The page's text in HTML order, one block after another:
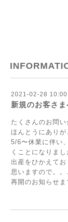
2021-02-28
新規のお客さま
たくさんのお問い
ほんとうにありが
5/6〜休業に伴い
くことになりまし
出産をひかえて
思いますので。。
再開のお知らせま